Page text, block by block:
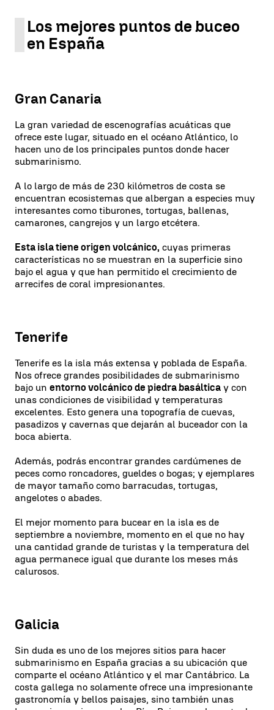
Los mejores puntos de buceo
en España
Gran Canaria
La gran variedad de escenografías acuáticas que
ofrece este lugar, situado en el océano Atlántico, lo
hacen uno de los principales puntos donde hacer
submarinismo.
A lo largo de más de 230 kilómetros de costa se
encuentran ecosistemas que albergan a especies muy
interesantes como tiburones, tortugas, ballenas,
camarones, cangrejos y un largo etcétera.
Esta isla tiene origen volcánico, cuyas primeras
características no se muestran en la superficie sino
bajo el agua y que han permitido el crecimiento de
arrecifes de coral impresionantes.
Tenerife
Tenerife es la isla más extensa y poblada de España.
Nos ofrece grandes posibilidades de submarinismo
bajo un entorno volcánico de piedra basáltica y con
unas condiciones de visibilidad y temperaturas
excelentes. Esto genera una topografía de cuevas,
pasadizos y cavernas que dejarán al buceador con la
boca abierta.
Además, podrás encontrar grandes cardúmenes de
peces como roncadores, gueldes o bogas; y ejemplares
de mayor tamaño como barracudas, tortugas,
angelotes o abades.
El mejor momento para bucear en la isla es de
septiembre a noviembre, momento en el que no hay
una cantidad grande de turistas y la temperatura del
agua permanece igual que durante los meses más
calurosos.
Galicia
Sin duda es uno de los mejores sitios para hacer
submarinismo en España gracias a su ubicación que
comparte el océano Atlántico y el mar Cantábrico. La
costa gallega no solamente ofrece una impresionante
gastronomía y bellos paisajes, sino también unas